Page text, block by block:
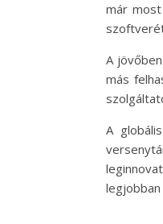
már
A
más
A